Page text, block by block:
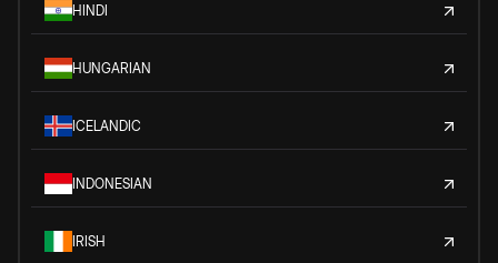
HINDI
HUNGARIAN
ICELANDIC
INDONESIAN
IRISH